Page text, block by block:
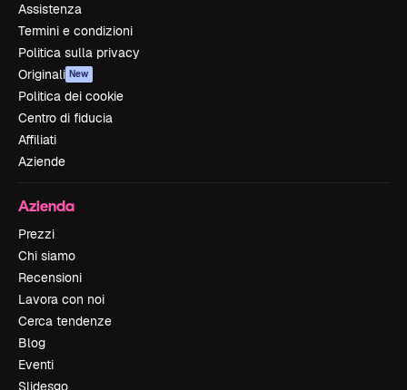
Assistenza
Termini e condizioni
Politica sulla privacy
Originali New
Politica dei cookie
Centro di fiducia
Affiliati
Aziende
Azienda
Prezzi
Chi siamo
Recensioni
Lavora con noi
Cerca tendenze
Blog
Eventi
Slidesgo